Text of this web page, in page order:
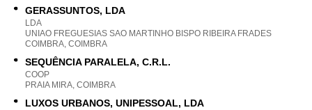
GERASSUNTOS, LDA
LDA
UNIAO FREGUESIAS SAO MARTINHO BISPO RIBEIRA FRADES
COIMBRA, COIMBRA
SEQUÊNCIA PARALELA, C.R.L.
COOP
PRAIA MIRA, COIMBRA
LUXOS URBANOS, UNIPESSOAL, LDA